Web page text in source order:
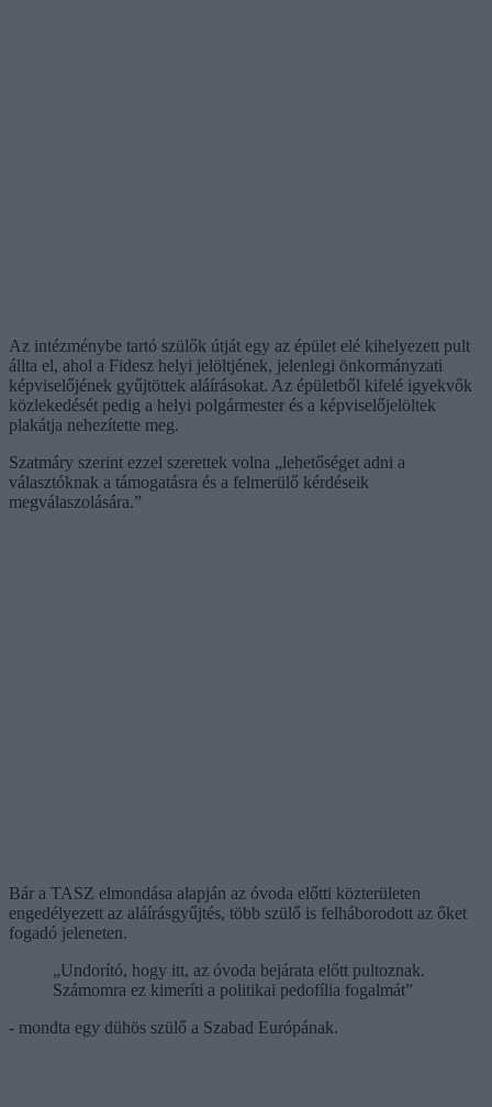
Az intézménybe tartó szülők útját egy az épület elé kihelyezett pult
állta el, ahol a Fidesz helyi jelöltjének, jelenlegi önkormányzati
képviselőjének gyűjtöttek aláírásokat. Az épületből kifelé igyekvők
közlekedését pedig a helyi polgármester és a képviselőjelöltek
plakátja nehezítette meg.
Szatmáry szerint ezzel szerettek volna „lehetőséget adni a
választóknak a támogatásra és a felmerülő kérdéseik
megválaszolására.”
Bár a TASZ elmondása alapján az óvoda előtti közterületen
engedélyezett az aláírásgyűjtés, több szülő is felháborodott az őket
fogadó jeleneten.
„Undorító, hogy itt, az óvoda bejárata előtt pultoznak.
Számomra ez kimeríti a politikai pedofília fogalmát”
- mondta egy dühös szülő a Szabad Európának.